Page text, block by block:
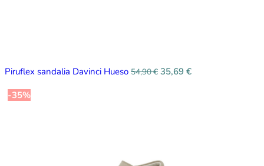
Piruflex sandalia Davinci Hueso 54,90€ 35,69 €
-35%